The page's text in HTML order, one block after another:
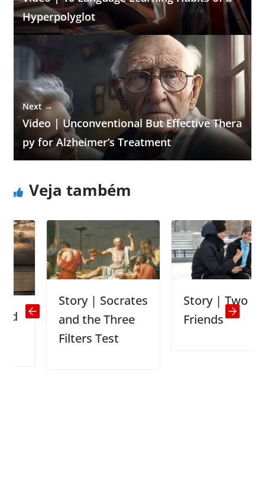
Hyperpolyglot
Next →
Video | Unconventional But Effective Thera
py for Alzheimer’s Treatment
Veja também
Story | Socrates
and the Three
Filters Test
Story | Two
Friends